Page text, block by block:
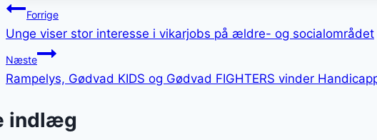
Indlægsnavigation
Forrige
Unge viser stor interesse i vikarjobs på ældre- og socialområdet
Næste
Rampelys, Gødvad KIDS og Gødvad FIGHTERS vinder
indlæg